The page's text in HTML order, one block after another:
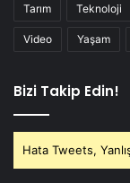
Tarım Teknoloji
Video Yaşam
Bizi Takip Edin!
Hata Tweets,